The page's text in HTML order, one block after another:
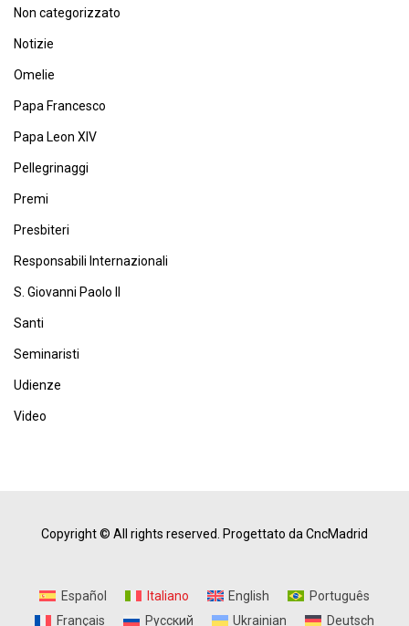
Non categorizzato
Notizie
Omelie
Papa Francesco
Papa Leon XIV
Pellegrinaggi
Premi
Presbiteri
Responsabili Internazionali
S. Giovanni Paolo II
Santi
Seminaristi
Udienze
Video
Copyright © All rights reserved. Progettato da CncMadrid
Español Italiano English
Português
Français
Русский Ukrainian Deutsch